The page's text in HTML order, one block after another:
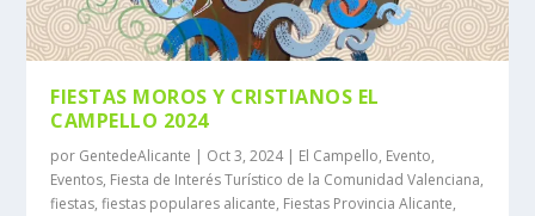
FIESTAS MOROS Y CRISTIANOS EL
CAMPELLO 2024
por GentedeAlicante | Oct 3, 2024| El Campello, Evento,
Eventos, Fiesta de Interés Turístico de la Comunidad Valenciana,
fiestas,fiestas populares alicante, Fiestas Provincia Alicante,